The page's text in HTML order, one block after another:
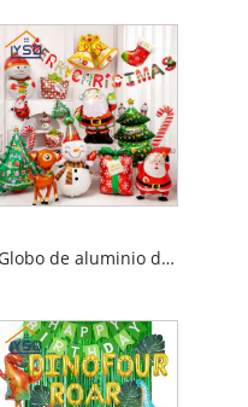
Globo de aluminio de Navidad